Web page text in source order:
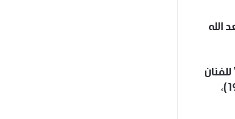
الله
“دريد لحام” وفيلم “الباقي”، ومن مؤلفاته الدرامية ليلة الرجال (1976)، الطيور الجارحة (1995)،